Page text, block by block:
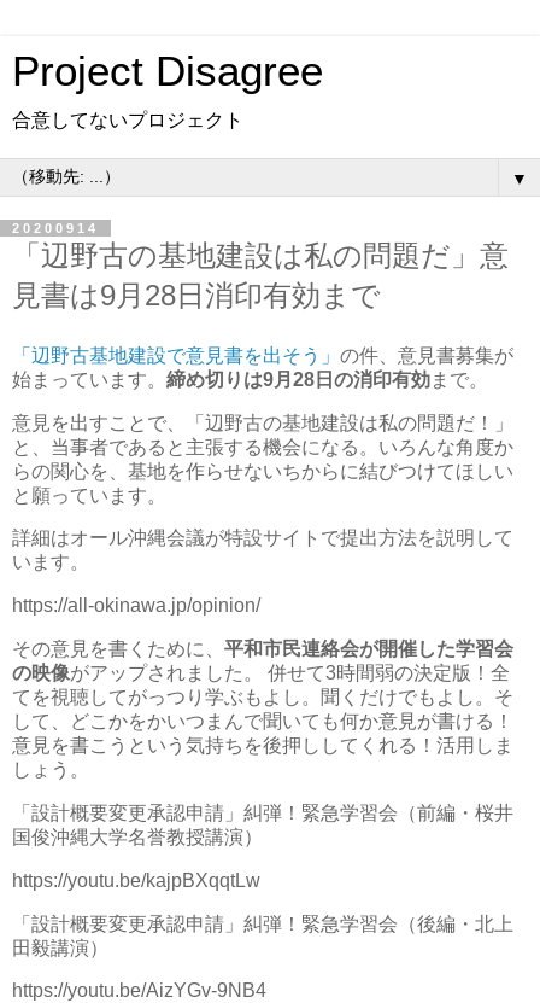
Project Disagree
合意してないプロジェクト
▼
20200914
「辺野古の基地建設は私の問題だ」意
見書は9月28日消印有効まで
「辺野古基地建設で意見書を出そう」 の件、意見書募集が
始まっています。 締め切りは9月28日の消印有効まで。
意見を出すことで、「辺野古の基地建設は私の問題だ！」
と、当事者であると主張する機会になる。いろんな角度か
らの関心を、基地を作らせないちからに結びつけてほしい
と願っています。
詳細はオール沖縄会議が特設サイトで提出方法を説明して
います。
https://all-okinawa.jp/opinion/
その意見を書くために、 平和市民連絡会が開催した学習会
の映像がアップされました。 併せて3時間弱の決定版！全
てを視聴してがっつり学ぶもよし。聞くだけでもよし。そ
して、どこかをかいつまんで聞いても何か意見が書ける！
意見を書こうという気持ちを後押ししてくれる！活用しま
しょう。
「設計概要変更承認申請」糾弾！緊急学習会（前編・桜井
国俊沖縄大学名誉教授講演）
https://youtu.be/kajpBXqqtLw
「設計概要変更承認申請」糾弾！緊急学習会（後編・北上
田毅講演）
https://youtu.be/AizYGv-9NB4